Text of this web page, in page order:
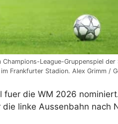
League-Gruppenspiel der
Frankfurter Stadion. Alex Grimm /
fuer die WM 2026
linke Aussenbahn nach